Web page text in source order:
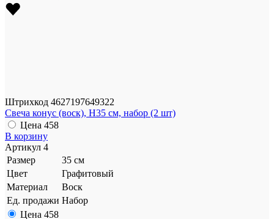
Штрихкод 4627197649322
Свеча конус (воск), H35 см, набор (2 шт)
Цена 458
В корзину
Артикул 4
Размер
35 см
Цвет
Графитовый
Материал
Воск
Ед. продажи Набор
Цена 458